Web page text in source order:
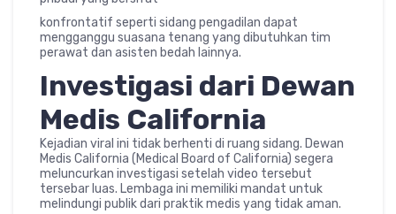
konfrontatif seperti sidang pengadilan dapat
mengganggu suasana tenang yang dibutuhkan tim
perawat dan asisten bedah lainnya.
Investigasi dari Dewan
Medis California
Kejadian viral ini tidak berhenti di ruang sidang. Dewan
Medis California (Medical Board of California) segera
meluncurkan investigasi setelah video tersebut
tersebar luas. Lembaga ini memiliki mandat untuk
melindungi publik dari praktik medis yang tidak aman.